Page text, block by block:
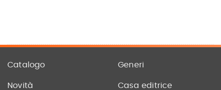
Catalogo Generi
Novità Casa editrice